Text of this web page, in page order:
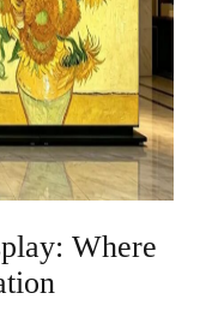
Where